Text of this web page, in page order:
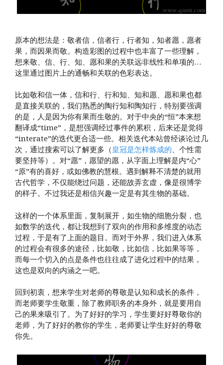
原本的想法是：敬者信，信者行，行者知，知者愿，愿者
果，而因果而敬。构造彩图的过程中也丰富了一些理解，
想来敬、信、行、知、愿和果的关联远非线性和单项的…
这里通过图片上的通畅和关联的色彩表达。
比如敬和信一体，信和行、行和知、知和愿、愿和果也都
是直接关联的，我们熟悉的陶行知和陶知行，特别要强调
的是，人是因为你有果而生敬的。对于中央的“恒”本来想
翻译成“time”，是想强调经过事件的累积，后来还是觉得
“interate”的迭代更合适一些。相关迭代本站曾经谈论过几
次，通过搜索可以了解更多（皇冠是怎样炼成的、个性需
要坚持等）。对“愿”，愿望的愿，从字面上理解是内“心”
“原”有的喜好，或如佛教的慧根。遇到解释不清楚的就用
古代哲学，不仅能绕过问题，还能故弄玄虚，像是很博学
的样子。不过我还是相信兴趣一定是有其生物的基础。
这样的一个体系里面，复制展开，如生物的细胞分裂，也
如数学的迭代，都让我想到了双向的作用和多维度的动态
过程，于是有了上面的题目。而对于外界，我们进入体系
的过程会有很多的途径，比如敬，比如信，比如果等等，
而每一个切入的点是条件也往往成了进化过程中的结果，
这也是双向的内涵之一吧。
回到初衷，想来学生对老师的尊敬是认知和成长的条件，
而老师要学生敬重，除了教师职务的本身外，就是要用自
己的果来吸引了。为了好好的学习，学生要好好尊敬你的
老师，为了好好的教你的学生，老师要让学生好好的尊敬
你先。